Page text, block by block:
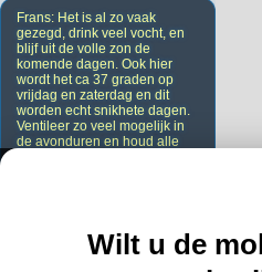
Frans: Het is al zo vaak
gezegd, drink veel vocht, en
blijf uit de volle zon de
komende dagen. Ook hier
wordt het ca 37 graden op
vrijdag en zaterdag en dit
worden echt snikhete dagen.
Ventileer zo veel mogelijk in
de avonduren en houd alle
Wilt u de